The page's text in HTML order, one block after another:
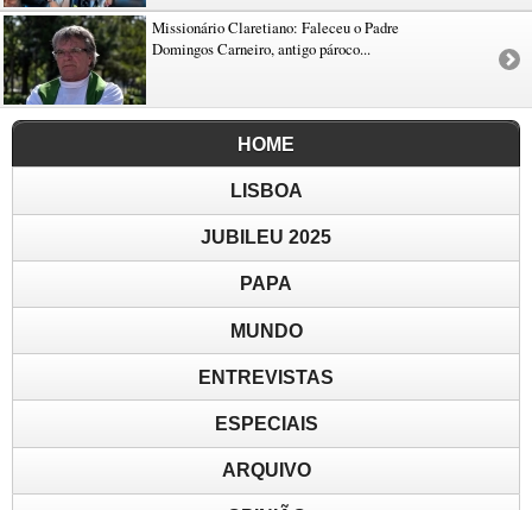
Missionário Claretiano: Faleceu o Padre
Domingos Carneiro, antigo pároco...
HOME
LISBOA
JUBILEU 2025
PAPA
MUNDO
ENTREVISTAS
ESPECIAIS
ARQUIVO